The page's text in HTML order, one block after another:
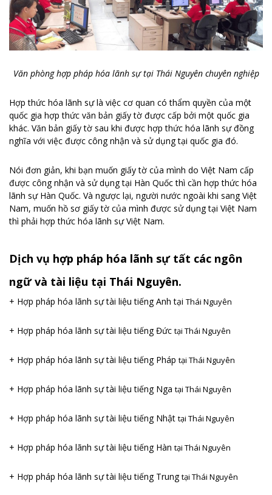
Văn phòng hợp pháp hóa lãnh sự tại Thái Nguyên chuyên nghiệp
Hợp thức hóa lãnh sự là việc cơ quan có thẩm quyền của một
quốc gia hợp thức văn bản giấy tờ được cấp bởi một quốc gia
khác. Văn bản giấy tờ sau khi được hợp thức hóa lãnh sự đồng
nghĩa với việc được công nhận và sử dụng tại quốc gia đó.
Nói đơn giản, khi bạn muốn giấy tờ của mình do Việt Nam cấp
được công nhận và sử dụng tại Hàn Quốc thì cần hợp thức hóa
lãnh sự Hàn Quốc. Và ngược lại, người nước ngoài khi sang Việt
Nam, muốn hồ sơ giấy tờ của mình được sử dụng tại Việt Nam
thì phải hợp thức hóa lãnh sự Việt Nam.
Dịch vụ hợp pháp hóa lãnh sự tất các ngôn
ngữ và tài liệu tại Thái Nguyên.
+ Hợp pháp hóa lãnh sự tài liệu tiếng Anh tại Thái Nguyên
+ Hợp pháp hóa lãnh sự tài liệu tiếng Đức tại Thái Nguyên
+ Hợp pháp hóa lãnh sự tài liệu tiếng Pháp tại Thái Nguyên
+ Hợp pháp hóa lãnh sự tài liệu tiếng Nga tại Thái Nguyên
+ Hợp pháp hóa lãnh sự tài liệu tiếng Nhật tại Thái Nguyên
+ Hợp pháp hóa lãnh sự tài liệu tiếng Hàn tại Thái Nguyên
+ Hợp pháp hóa lãnh sự tài liệu tiếng Trungtại Thái Nguyên